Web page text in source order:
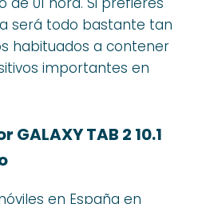
será todo bastante tan
habituados a contener
importantes en
TAB 2 10.1
en España en